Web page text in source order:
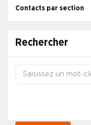
Contacts par section
Rechercher